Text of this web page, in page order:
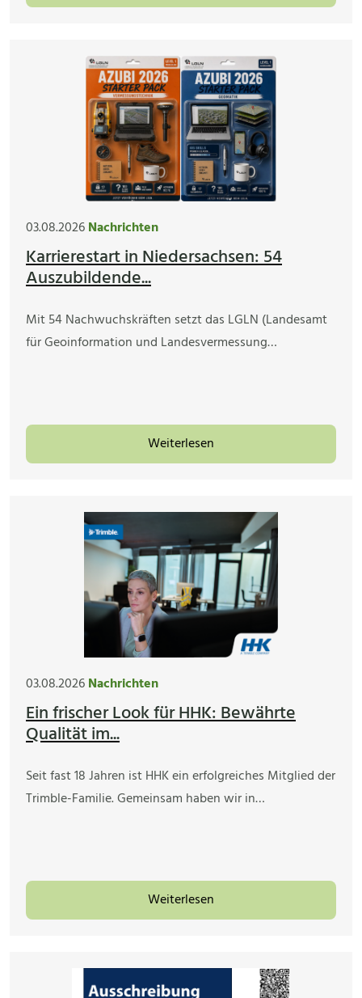
03.08.2026Nachrichten
Karrierestart in Niedersachsen: 54
Auszubildende...
Mit 54 Nachwuchskräften setzt das LGLN (Landesamt
für Geoinformation und Landesvermessung…
Weiterlesen
03.08.2026Nachrichten
Ein frischer Look für HHK: Bewährte
Qualität im...
Seit fast 18 Jahren ist HHK ein erfolgreiches Mitglied der
Trimble-Familie. Gemeinsam haben wir in…
Weiterlesen